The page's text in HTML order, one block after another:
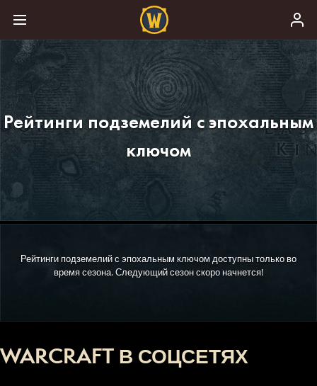
Рейтинги подземелий с эпохальным
ключом
Рейтинги подземелий с эпохальным ключом доступны только во
время сезона. Следующий сезон скоро начнется!
WARCRAFT В СОЦСЕТЯХ